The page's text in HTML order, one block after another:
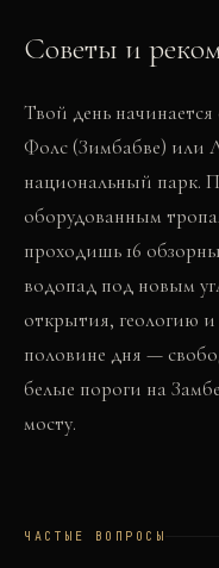
Советы и
Твой день
Фолс (Зимбабве) или
национальный парк.
оборудованным
проходишь 16
водопад под новым
открытия, геологию
половине дня —
белые пороги на
мосту.
ЧАСТЫЕ ВОПРОСЫ